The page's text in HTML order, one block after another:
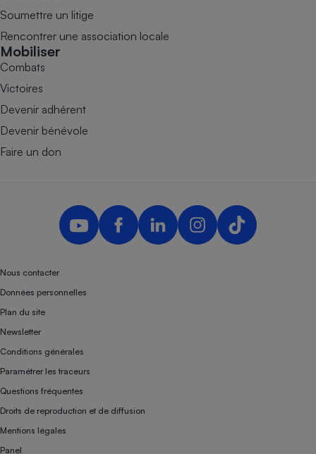
Soumettre un litige
Rencontrer une association locale
Mobiliser
Combats
Victoires
Devenir adhérent
Devenir bénévole
Faire un don
Nous contacter
Données personnelles
Plan du site
Newsletter
Conditions générales
Paramétrer les traceurs
Questions fréquentes
Droits de reproduction et de diffusion
Mentions légales
Panel